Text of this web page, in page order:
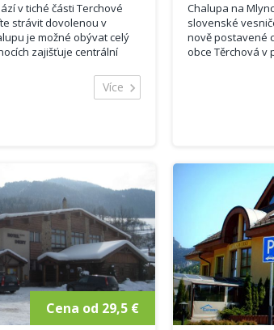
v tiché části Terchové
strávit dovolenou v
je možné obývat celý
zajišťuje centrální
Více
Chalupa na
slovenské
nově postavené
obce Těrchová v
Cena od 29,5 €